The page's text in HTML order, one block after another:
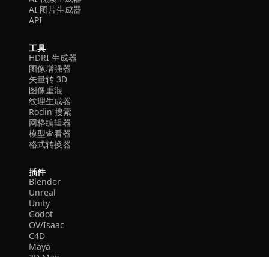
AI 图片生成器
API
工具
HDRI 生成器
图像增强器
矢量转 3D
图像重混
纹理生成器
Rodin 搜索
网格编辑器
模型查看器
格式转换器
插件
Blender
Unreal
Unity
Godot
OV/Isaac
C4D
Maya